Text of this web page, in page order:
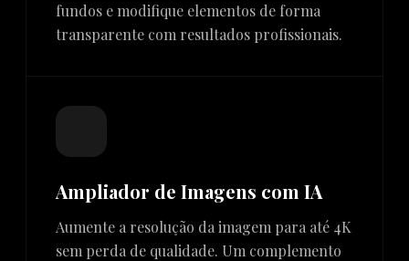
fundos e modifique elementos de forma
transparente com resultados profissionais.
Ampliador de Imagens com IA
Aumente a resolução da imagem para até 4K
sem perda de qualidade. Um complemento